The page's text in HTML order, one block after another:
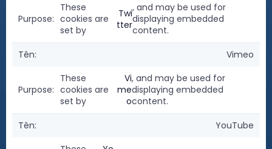
These
cookies are
set by
Twi
tter
, and may be used for
displaying embedded
content.
Vimeo
These
cookies are
set by
Vi
me
o
, and may be used for
displaying embedded
content.
YouTube